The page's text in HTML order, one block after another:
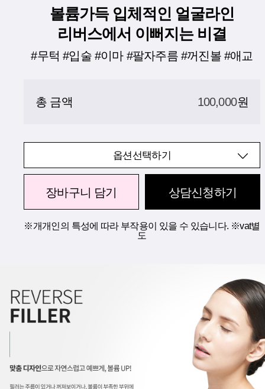
볼륨가득 입체적인 얼굴라인
리버스에서 이뻐지는 비결
#무턱 #입술 #이마 #팔자주름 #꺼진볼 #애교
총 금액 100,000원
옵션선택하기
장바구니 담기 상담신청하기
※개개인의 특성에 따라 부작용이 있을 수 있습니다. ※vat별
도